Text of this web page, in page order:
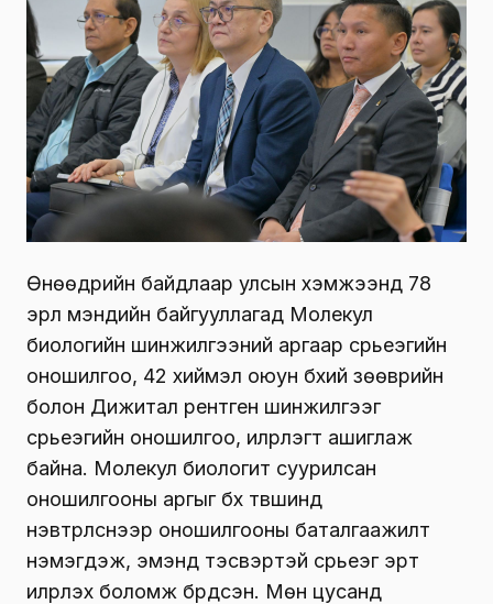
Өнөөдрийн байдлаар улсын хэмжээнд 78
эрүүл мэндийн байгууллагад Молекул
биологийн шинжилгээний аргаар сүрьеэгийн
оношилгоо, 42 хиймэл оюун бүхий зөөврийн
болон Дижитал рентген шинжилгээг
сүрьеэгийн оношилгоо, илрүүлэгт ашиглаж
байна. Молекул биологит суурилсан
оношилгооны аргыг бүх түвшинд
нэвтрүүлснээр оношилгооны баталгаажилт
нэмэгдэж, эмэнд тэсвэртэй сүрьеэг эрт
илрүүлэх боломж бүрдсэн. Мөн цусанд